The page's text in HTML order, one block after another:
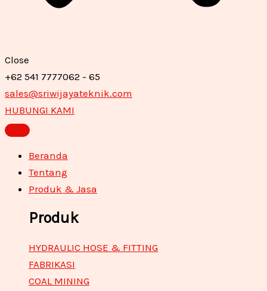
Close
+62 541 7777062 - 65
sales@sriwijayateknik.com
HUBUNGI KAMI
Beranda
Tentang
Produk & Jasa
Produk
HYDRAULIC HOSE & FITTING
FABRIKASI
COAL MINING